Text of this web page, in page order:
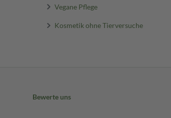
Vegane Pflege
Kosmetik ohne Tierversuche
Bewerte uns